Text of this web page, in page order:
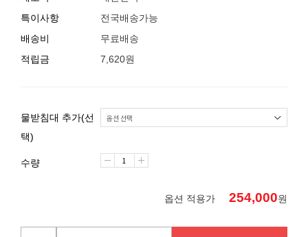
특이사항
전국배송가능
배송비
무료배송
적립금
7,620원
물받침대 추가(선
택)
수량
옵션 적용가 254,000원